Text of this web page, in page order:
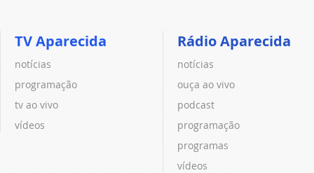
TV Aparecida
notícias
programação
tv ao vivo
vídeos
Rádio Aparecida
notícias
ouça ao vivo
podcast
programação
programas
vídeos